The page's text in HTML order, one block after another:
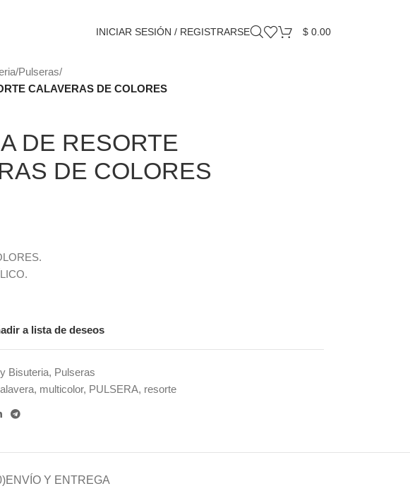
INICIAR SESIÓN / REGISTRARSE $ 0.00
/Pulseras/
CALAVERAS DE COLORES
DE RESORTE
DE COLORES
a lista de deseos
Bisuteria, Pulseras
, multicolor, PULSERA, resorte
ENVÍO Y ENTREGA